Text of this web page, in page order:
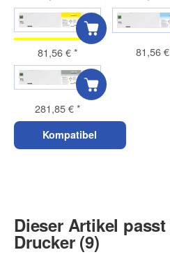
81,56 €* 81,56 €
281,85 €*
Kompatibel
Dieser Artikel
Drucker (9)